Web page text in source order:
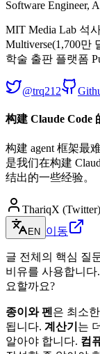
Software Engineer,
MIT Media Lab 석
Multiverse(1,700만
학술 출판 플랫폼
@trq212
构建 Claude Code
构建 agent 框架最
是我们在构建
结出的一些经验。
ThariqX (Twitter)
EN 이동
글 전체의 핵심 질
비유를 사용합니
요할까요?
종이와 펜 은 최소
됩니다. 계산기 는
알아야 합니다. 컴